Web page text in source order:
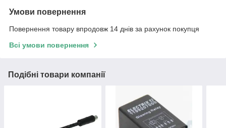
Умови повернення
Повернення товару впродовж 14 днів за рахунок покупця
Всі умови повернення
Подібні товари компанії